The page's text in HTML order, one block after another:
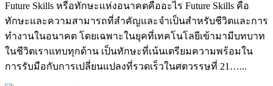
Future Skills หรือทักษะแห่งอนาคตคืออะไร Future Skills คือ
ทักษะและความสามารถที่สำคัญและจำเป็นสำหรับชีวิตและการ
ทำงานในอนาคต โดยเฉพาะในยุคที่เทคโนโลยีเข้ามามีบทบาท
ในชีวิตเราแทบทุกด้าน เป็นทักษะที่เน้นเตรียมความพร้อมใน
การรับมือกับการเปลี่ยนแปลงที่รวดเร็วในศตวรรษที่ 21…...